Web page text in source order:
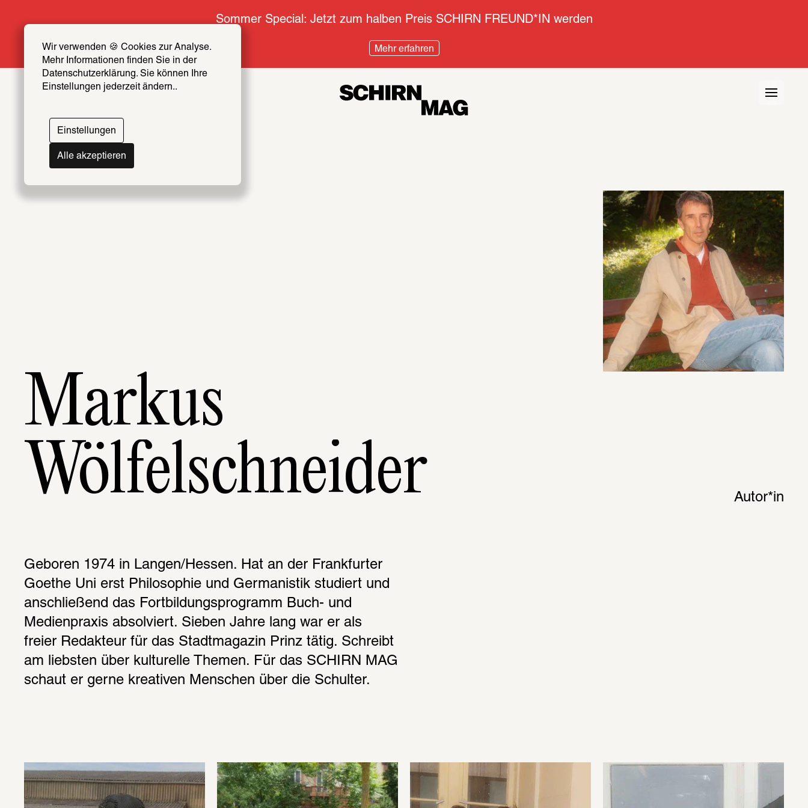
Wir verwenden 🍪 Cookies zur Analyse.
Mehr Informationen finden Sie in der
Datenschutzerklärung. Sie können Ihre
Einstellungen jederzeit ändern..
Einstellungen
Alle akzeptieren
Sommer Special: Jetzt zum halben Preis SCHIRN FREUND*IN werden
Mehr erfahren
Themen Artists & Creators Index
069
Markus
Wölfelschneider
Autor*in
Geboren 1974 in Langen/Hessen. Hat an der Frankfurter
Goethe Uni erst Philosophie und Germanistik studiert und
anschließend das Fortbildungsprogramm Buch- und
Medienpraxis absolviert. Sieben Jahre lang war er als
freier Redakteur für das Stadtmagazin Prinz tätig. Schreibt
am liebsten über kulturelle Themen. Für das SCHIRN MAG
schaut er gerne kreativen Menschen über die Schulter.